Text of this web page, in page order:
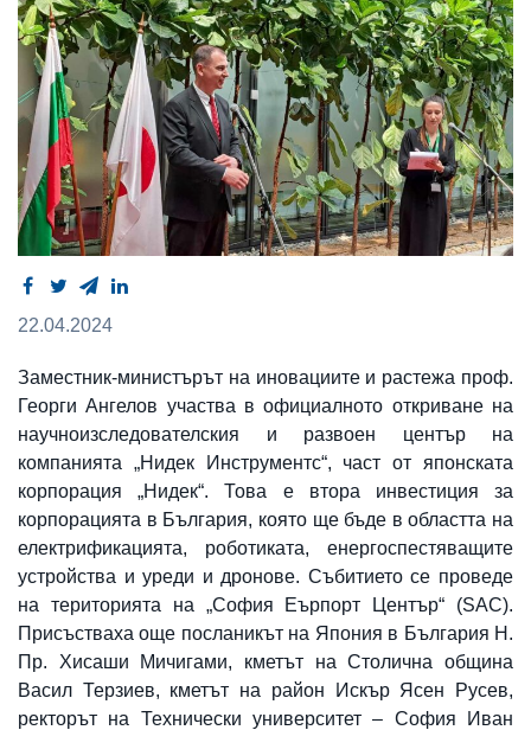
22.04.2024
Заместник-министърът на иновациите и растежа проф.
Георги Ангелов участва в официалното откриване на
научноизследователския и развоен център на
компанията „Нидек Инструментс“, част от японската
корпорация „Нидек“. Това е втора инвестиция за
корпорацията в България, която ще бъде в областта на
електрификацията, роботиката, енергоспестяващите
устройства и уреди и дронове. Събитието се проведе
на територията на „София Еърпорт Център“ (SAC).
Присъстваха още посланикът на Япония в България Н.
Пр. Хисаши Мичигами, кметът на Столична община
Васил Терзиев, кметът на район Искър Ясен Русев,
ректорът на Технически университет – София Иван